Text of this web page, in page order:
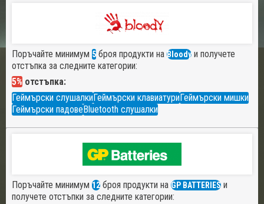
Поръчайте минимум 5 броя продукти на Bloody и получете
отстъпка за следните категории:
5% отстъпка:
Геймърски слушалкиГеймърски клавиатуриГеймърски мишки
Геймърски падовеBluetooth слушалки
Поръчайте минимум 12 броя продукти на GP BATTERIES и
получете отстъпки за следните категории: